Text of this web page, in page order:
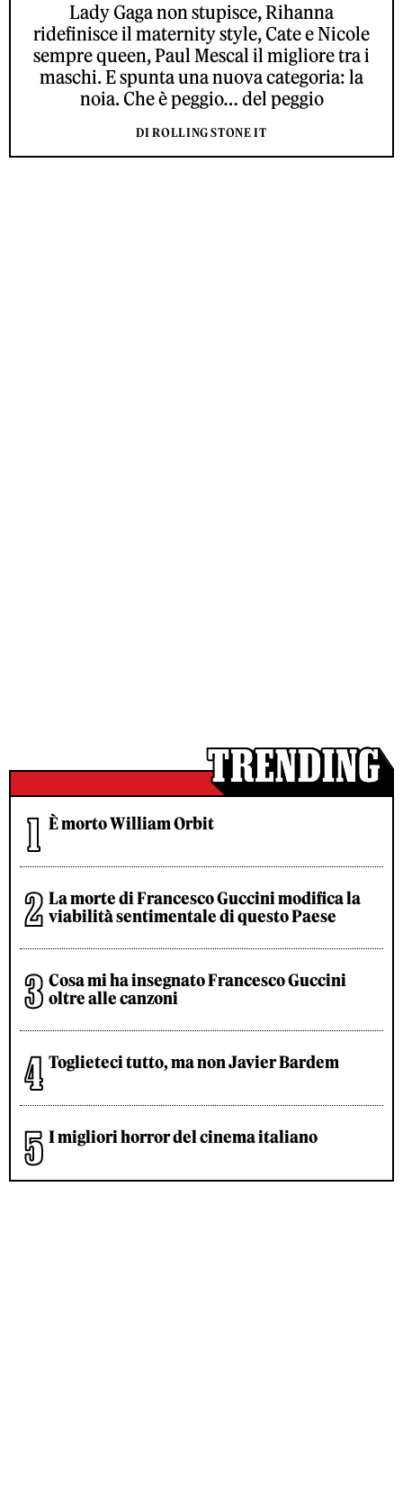
Lady Gaga non stupisce, Rihanna
ridefinisce il maternity style, Cate e Nicole
sempre queen, Paul Mescal il migliore tra i
maschi. E spunta una nuova categoria: la
noia. Che è peggio… del peggio
DI ROLLING STONE IT
È morto William Orbit
La morte di Francesco Guccini modifica la
viabilità sentimentale di questo Paese
Cosa mi ha insegnato Francesco Guccini
oltre alle canzoni
Toglieteci tutto, ma non Javier Bardem
I migliori horror del cinema italiano